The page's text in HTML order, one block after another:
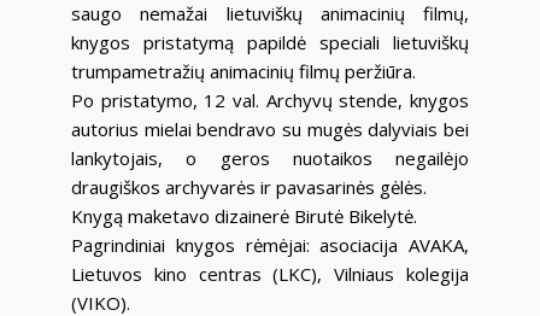
saugo nemažai lietuviškų animacinių filmų,
knygos pristatymą papildė speciali lietuviškų
trumpametražių animacinių filmų peržiūra.
Po pristatymo, 12 val. Archyvų stende, knygos
autorius mielai bendravo su mugės dalyviais bei
lankytojais, o geros nuotaikos negailėjo
draugiškos archyvarės ir pavasarinės gėlės.
Knygą maketavo dizainerė Birutė Bikelytė.
Pagrindiniai knygos rėmėjai: asociacija AVAKA,
Lietuvos kino centras (LKC), Vilniaus kolegija
(VIKO).